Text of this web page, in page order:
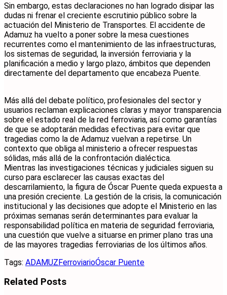
Sin embargo, estas declaraciones no han logrado disipar las
dudas ni frenar el creciente escrutinio público sobre la
actuación del Ministerio de Transportes. El accidente de
Adamuz ha vuelto a poner sobre la mesa cuestiones
recurrentes como el mantenimiento de las infraestructuras,
los sistemas de seguridad, la inversión ferroviaria y la
planificación a medio y largo plazo, ámbitos que dependen
directamente del departamento que encabeza Puente.
Más allá del debate político, profesionales del sector y
usuarios reclaman explicaciones claras y mayor transparencia
sobre el estado real de la red ferroviaria, así como garantías
de que se adoptarán medidas efectivas para evitar que
tragedias como la de Adamuz vuelvan a repetirse. Un
contexto que obliga al ministerio a ofrecer respuestas
sólidas, más allá de la confrontación dialéctica.
Mientras las investigaciones técnicas y judiciales siguen su
curso para esclarecer las causas exactas del
descarrilamiento, la figura de Óscar Puente queda expuesta a
una presión creciente. La gestión de la crisis, la comunicación
institucional y las decisiones que adopte el Ministerio en las
próximas semanas serán determinantes para evaluar la
responsabilidad política en materia de seguridad ferroviaria,
una cuestión que vuelve a situarse en primer plano tras una
de las mayores tragedias ferroviarias de los últimos años.
Tags: ADAMUZFerroviarioÓscar Puente
Related Posts